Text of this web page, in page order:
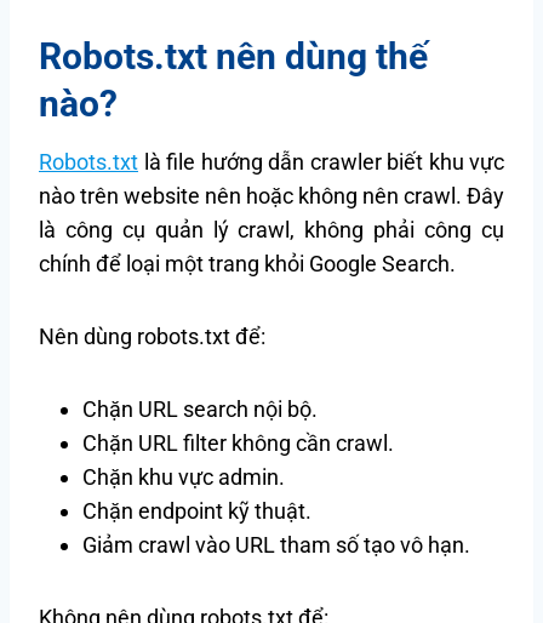
Robots.txt nên dùng thế
nào?
Robots.txt là file hướng dẫn crawler biết khu vực
nào trên website nên hoặc không nên crawl. Đây
là công cụ quản lý crawl, không phải công cụ
chính để loại một trang khỏi Google Search.
Nên dùng robots.txt để:
Chặn URL search nội bộ.
Chặn URL filter không cần crawl.
Chặn khu vực admin.
Chặn endpoint kỹ thuật.
Giảm crawl vào URL tham số tạo vô hạn.
Không nên dùng robots.txt để: